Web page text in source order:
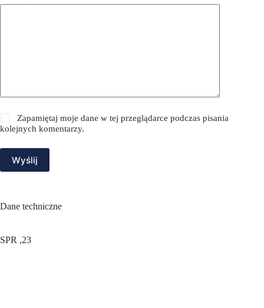
Zapamiętaj moje dane w tej przeglądarce podczas pisania
kolejnych komentarzy.
Wyślij
Dane techniczne
SPR ,23